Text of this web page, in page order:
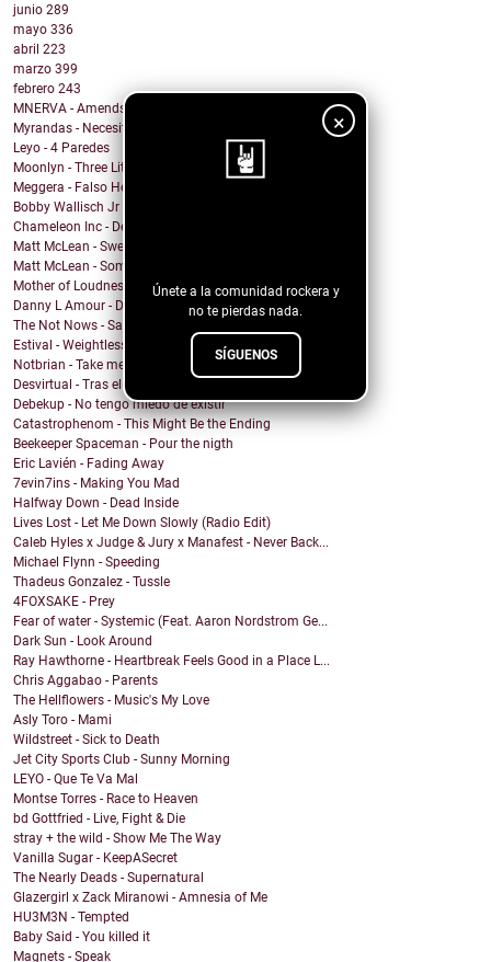
×
Únete a la comunidad rockera y
no te pierdas nada.
SÍGUENOS
junio 289
mayo 336
abril 223
marzo 399
febrero 243
MNERVA - Amends
Myrandas - Necesito que me distraigas
Leyo - 4 Paredes
Moonlyn - Three Little Birds ( Bob Marley cover)
Meggera - Falso Herói
Bobby Wallisch Jr & Acid. Prof - Merciless Dragon
Chameleon Inc - Death on the aisle floor
Matt McLean - Sweet Nothing Bummer Everything
Matt McLean - Somewhere in Main
Mother of Loudness - From Day to Day
Danny L Amour - Dont Hold Back
The Not Nows - Sandy and the vampire
Estival - Weightless
Notbrian - Take me back
Desvirtual - Tras el cristal
Debekup - No tengo miedo de existir
Catastrophenom - This Might Be the Ending
Beekeeper Spaceman - Pour the nigth
Eric Lavién - Fading Away
7evin7ins - Making You Mad
Halfway Down - Dead Inside
Lives Lost - Let Me Down Slowly (Radio Edit)
Caleb Hyles x Judge & Jury x Manafest - Never Back...
Michael Flynn - Speeding
Thadeus Gonzalez - Tussle
4FOXSAKE - Prey
Fear of water - Systemic (Feat. Aaron Nordstrom Ge...
Dark Sun - Look Around
Ray Hawthorne - Heartbreak Feels Good in a Place L...
Chris Aggabao - Parents
The Hellflowers - Music's My Love
Asly Toro - Mami
Wildstreet - Sick to Death
Jet City Sports Club - Sunny Morning
LEYO - Que Te Va Mal
Montse Torres - Race to Heaven
bd Gottfried - Live, Fight & Die
stray + the wild - Show Me The Way
Vanilla Sugar - KeepASecret
The Nearly Deads - Supernatural
Glazergirl x Zack Miranowi - Amnesia of Me
HU3M3N - Tempted
Baby Said - You killed it
Magnets - Speak